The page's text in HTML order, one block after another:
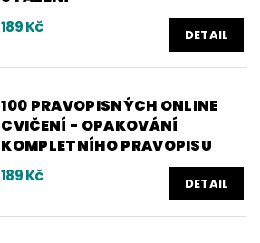
189 Kč DETAIL
100 PRAVOPISNÝCH ONLINE
CVIČENÍ - OPAKOVÁNÍ
KOMPLETNÍHO PRAVOPISU
189 Kč DETAIL